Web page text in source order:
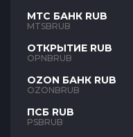
МТС БАНК RUB
MTSBRUB
ОТКРЫТИЕ RUB
OPNBRUB
OZON БАНК RUB
OZONBRUB
ПСБ RUB
PSBRUB